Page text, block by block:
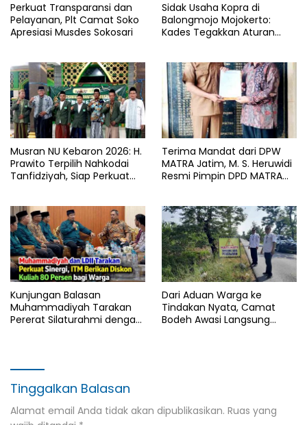
Perkuat Transparansi dan
Pelayanan, Plt Camat Soko
Apresiasi Musdes Sokosari
Sidak Usaha Kopra di
Balongmojo Mojokerto:
Kades Tegakkan Aturan
Musran NU Kebaron 2026: H.
Prawito Terpilih Nahkodai
Tanfidziyah, Siap Perkuat
Terima Mandat dari DPW
MATRA Jatim, M. S. Heruwidi
Resmi Pimpin DPD MATRA
Kunjungan Balasan
Muhammadiyah Tarakan
Pererat Silaturahmi dengan
Dari Aduan Warga ke
Tindakan Nyata, Camat
Bodeh Awasi Langsung
Tinggalkan Balasan
Alamat email Anda tidak akan dipublikasikan. Ruas yang